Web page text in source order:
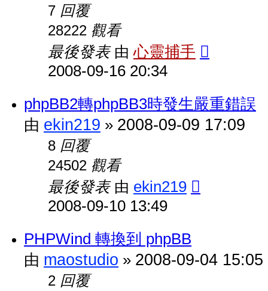
7 回覆
28222 觀看
最後發表 由心靈捕手
2008-09-16 20:34
phpBB2轉phpBB3時發生嚴重錯誤
由 ekin219 » 2008-09-09 17:09
8 回覆
24502 觀看
最後發表 由 ekin219
2008-09-10 13:49
PHPWind 轉換到 phpBB
由 maostudio » 2008-09-04 15:05
2 回覆